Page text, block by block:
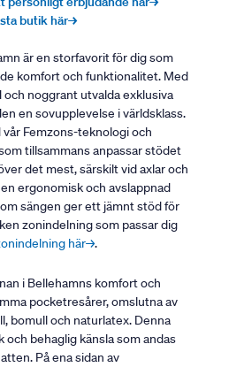
butik här→
är en storfavorit för dig som
komfort och funktionalitet. Med
noggrant utvalda exklusiva
en sovupplevelse i världsklass.
Femzons-teknologi och
tillsammans anpassar stödet
det mest, särskilt vid axlar och
ergonomisk och avslappnad
sängen ger ett jämnt stöd för
zonindelning som passar dig
här→.
i Bellehamns komfort och
pocketresårer, omslutna av
bomull och naturlatex. Denna
och behaglig känsla som andas
På ena sidan av